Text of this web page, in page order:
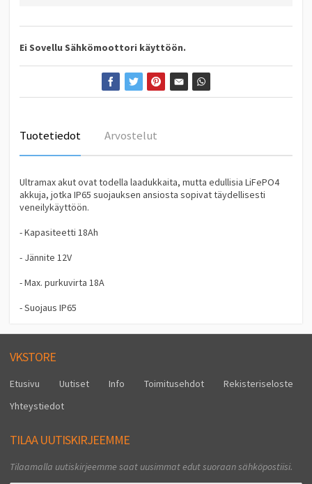
Ei Sovellu Sähkömoottori käyttöön.
Tuotetiedot Arvostelut
Ultramax akut ovat todella laadukkaita, mutta edullisia LiFePO4
akkuja, jotka IP65 suojauksen ansiosta sopivat täydellisesti
veneilykäyttöön.
- Kapasiteetti 18Ah
- Jännite 12V
- Max. purkuvirta 18A
- Suojaus IP65
VKSTORE
Etusivu Uutiset Info Toimitusehdot
Rekisteriseloste
Yhteystiedot
TILAA UUTISKIRJEEMME
Tilaamalla uutiskirjeemme saat uusimmat edut suoraan sähköpostiisi.